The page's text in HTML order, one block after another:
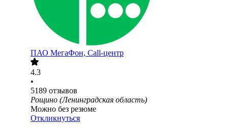
ПАО МегаФон, Call-центр
4.3
•
5189 отзывов
Рощино (Ленинградская область)
Можно без резюме
Откликнуться